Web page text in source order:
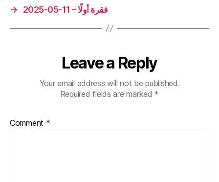
→
فقرة أولًا – 11-05-2025
Leave a Reply
Your email address will not be published.
Required fields are marked *
Comment *